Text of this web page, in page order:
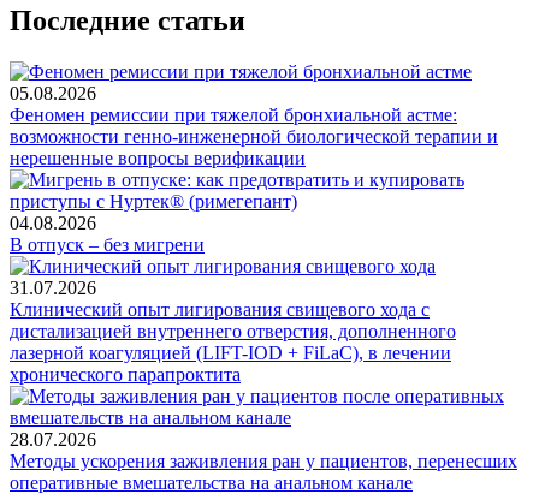
Последние статьи
05.08.2026
Феномен ремиссии при тяжелой бронхиальной астме:
возможности генно-инженерной биологической терапии и
нерешенные вопросы верификации
04.08.2026
В отпуск – без мигрени
31.07.2026
Клинический опыт лигирования свищевого хода с
дистализацией внутреннего отверстия, дополненного
лазерной коагуляцией (LIFT-IOD + FiLaC), в лечении
хронического парапроктита
28.07.2026
Методы ускорения заживления ран у пациентов, перенесших
оперативные вмешательства на анальном канале